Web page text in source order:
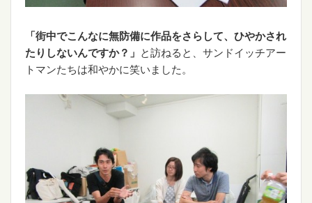
「街中でこんなに無防備に作品をさらして、ひやかされ
たりしないんですか？」 と訪ねると、サンドイッチアー
トマンたちは和やかに笑いました。